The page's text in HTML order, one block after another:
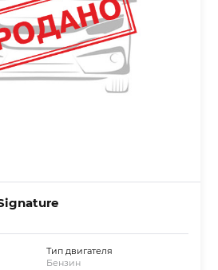
Тип двигателя
Бензин